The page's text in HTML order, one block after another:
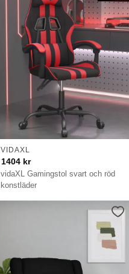
vidaXL Gamingstol svart och röd
konstläder
VIDAXL
1404 kr